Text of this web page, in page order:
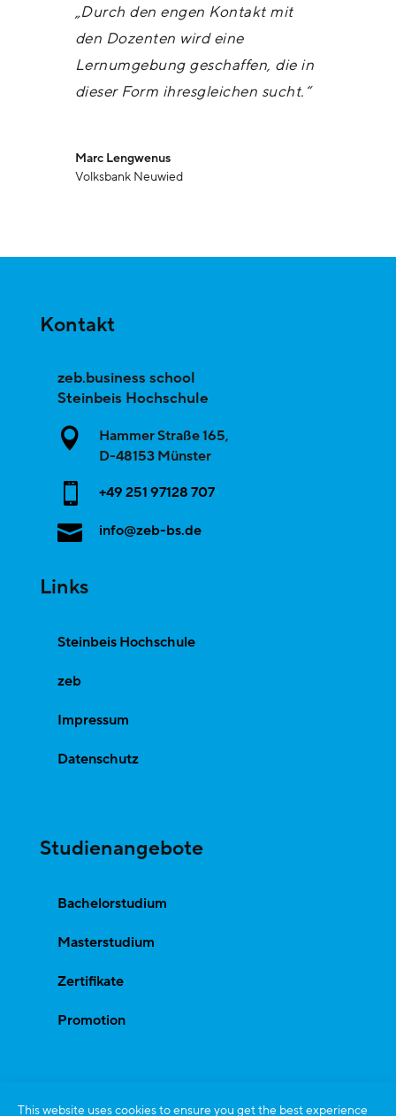
„Durch den engen Kontakt mit
den Dozenten wird eine
Lernumgebung geschaffen, die in
dieser Form ihresgleichen sucht.“
Marc Lengwenus
Volksbank Neuwied
Kontakt
zeb.business school
Steinbeis Hochschule

Hammer Straße 165,
D-48153Münster
 +49 251 97128 707
 info@zeb-bs.de
Links
Steinbeis Hochschule
zeb
Impressum
Datenschutz
Studienangebote
Bachelorstudium
Masterstudium
Zertifikate
Promotion
This website uses cookies to ensure you get the best experience